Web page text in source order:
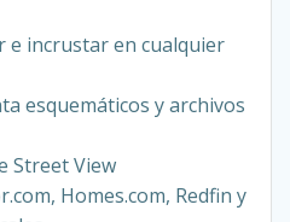
e incrustar en cualquier
esquemáticos y archivos
Street View
Homes.com, Redfin y